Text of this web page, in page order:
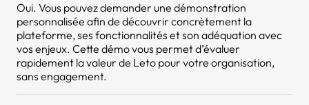
Oui. Vous pouvez demander une démonstration
personnalisée afin de découvrir concrètement la
plateforme, ses fonctionnalités et son adéquation avec
vos enjeux. Cette démo vous permet d’évaluer
rapidement la valeur de Leto pour votre organisation,
sans engagement.